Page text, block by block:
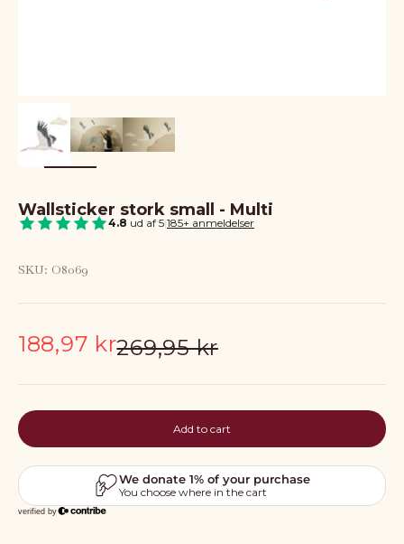
Wallsticker stork small - Multi
4.8 ud af 5|185+ anmeldelser
SKU: O8069
Sale price
188,97 krRegular price
269,95 kr
Add to cart